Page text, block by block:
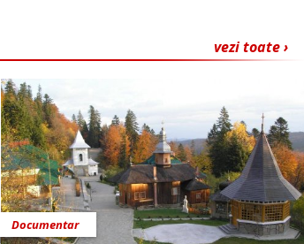
vezi toate ›
Documentar